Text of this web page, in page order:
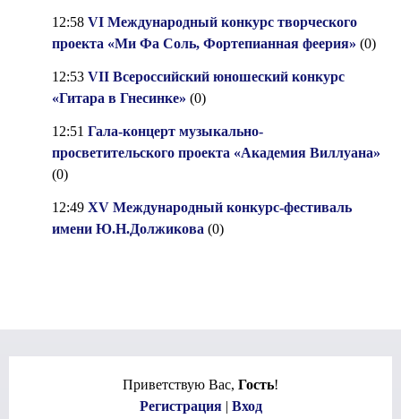
12:58 VI Международный конкурс творческого
проекта «Ми Фа Соль, Фортепианная феерия» (0)
12:53 VII Всероссийский юношеский конкурс
«Гитара в Гнесинке» (0)
12:51 Гала-концерт музыкально-
просветительского проекта «Академия Виллуана»
(0)
12:49 XV Международный конкурс-фестиваль
имени Ю.Н.Должикова (0)
Приветствую Вас, Гость!
Регистрация| Вход